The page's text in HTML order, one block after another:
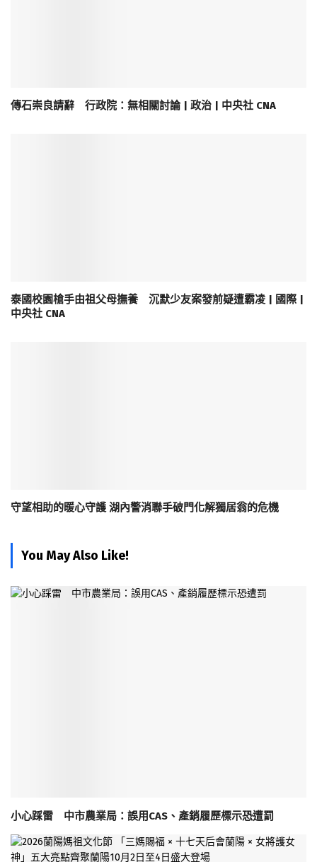
傳石崇良請辭 行政院：無相關討論 | 政治 | 中央社 CNA
泰國校園槍手由祖父母撫養 沉默少友案發前疑遭霸凌 | 國際 |
中央社 CNA
守望相助的暖心守護 湖內警消聯手破門化解獨居翁的危機
You May Also Like!
小心踩雷 中市農業局：誤用CAS、產銷履歷標示恐遭罰